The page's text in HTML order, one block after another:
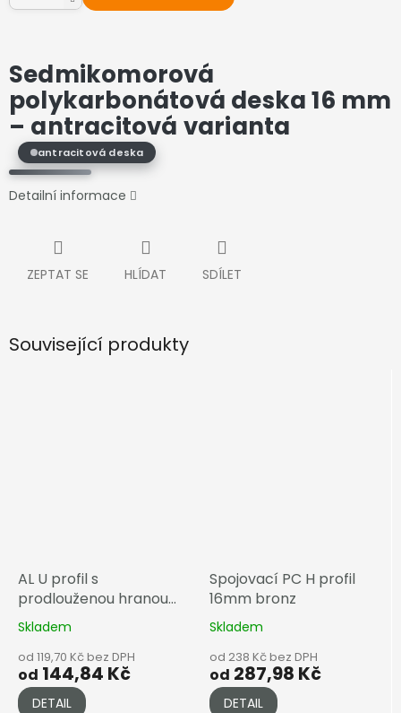
Sedmikomorová
polykarbonátová deska 16 mm
– antracitová varianta
antracitová deska
Detailní informace
ZEPTAT SE HLÍDAT SDÍLET
Související produkty
AL U profil s
prodlouženou hranou
6mm, hnědý elox
Skladem
od 119,70 Kč bez DPH
od 144,84 Kč
DETAIL
Spojovací PC H profil
16mm bronz
Skladem
od 238 Kč bez DPH
od 287,98 Kč
DETAIL